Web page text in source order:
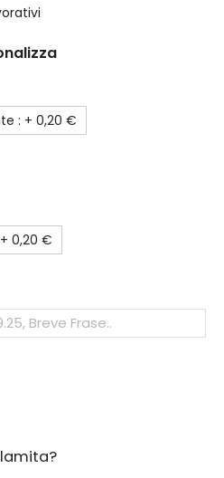
: + 0,20 €
0,20 €